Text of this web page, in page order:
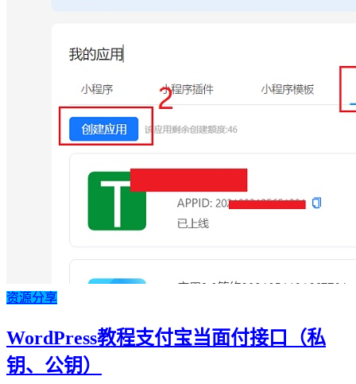
资源分享
WordPress教程支付宝当面付接口（私
钥、公钥）